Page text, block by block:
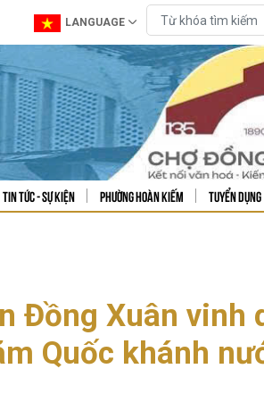
LANGUAGE
Tin tức - sự kiện Phường Hoàn Kiếm Tuyển dụng
Đồng Xuân vinh
Quốc khánh